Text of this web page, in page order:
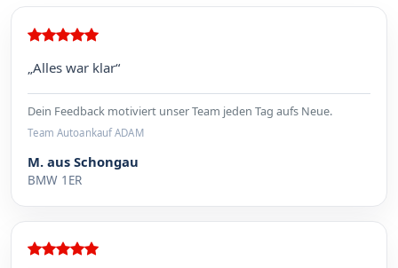
„Alles war klar“
Dein Feedback motiviert unser Team jeden Tag aufs Neue.
Team Autoankauf ADAM
M. aus Schongau
BMW 1ER